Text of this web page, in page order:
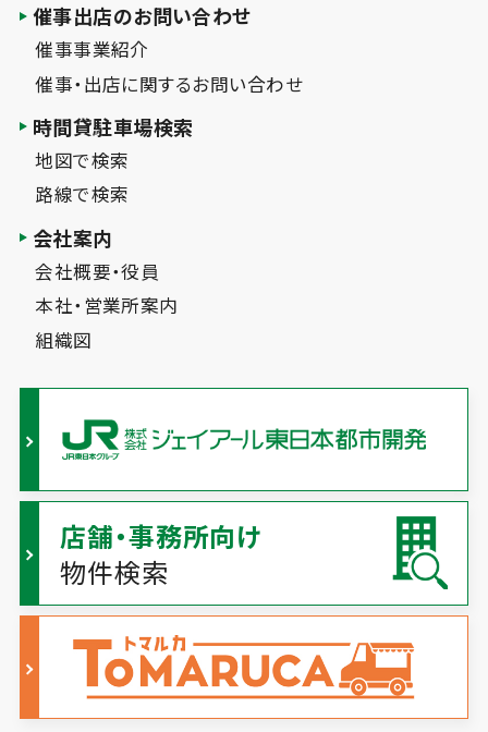
催事出店のお問い合わせ
催事事業紹介
催事・出店に関するお問い合わせ
時間貸駐車場検索
地図で検索
路線で検索
会社案内
会社概要・役員
本社・営業所案内
組織図
店舗・事務所向け
物件検索